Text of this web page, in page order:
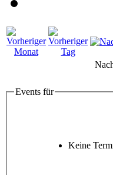
Events für
Keine